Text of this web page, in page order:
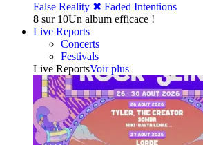
False Reality ✖︎ Faded Intentions
8 sur 10Un album efficace !
Live Reports
Concerts
Festivals
Live ReportsVoir plus